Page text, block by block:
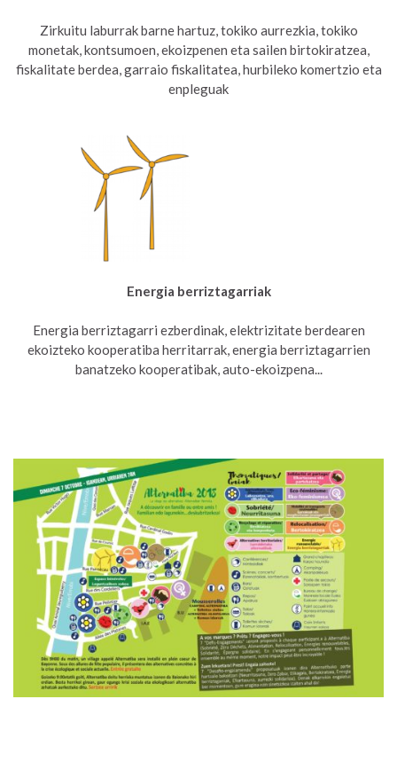
Zirkuitu laburrak barne hartuz, tokiko aurrezkia, tokiko
monetak, kontsumoen, ekoizpenen eta sailen birtokiratzea,
fiskalitate berdea, garraio fiskalitatea, hurbileko komertzio eta
enpleguak
Energia berriztagarriak
Energia berriztagarri ezberdinak, elektrizitate berdearen
ekoizteko kooperatiba herritarrak, energia berriztagarrien
banatzeko kooperatibak, auto-ekoizpena...